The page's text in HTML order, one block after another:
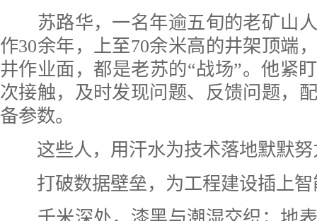
苏路华，一名年逾五旬的老矿山人
作30余年，上至70余米高的井架顶端
井作业面，都是老苏的“战场”。他紧
次接触，及时发现问题、反馈问题，
备参数。
这些人，用汗水为技术落地默默努
打破数据壁垒，为工程建设插上智